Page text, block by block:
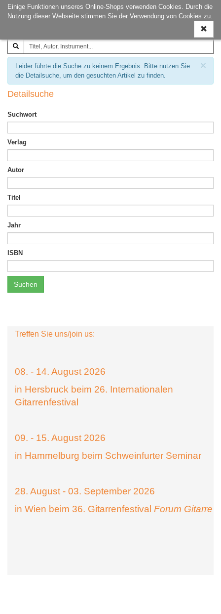
Einige Funktionen unseres Online-Shops verwenden Cookies. Durch die
Nutzung dieser Webseite stimmen Sie der Verwendung von Cookies zu.
ein-/
Joachim‐Trekel‐Musikverlag,
Hamburg
×
Leider führte die Suche zu keinem Ergebnis. Bitte nutzen Sie
die Detailsuche, um den gesuchten Artikel zu finden.
Detailsuche
Suchwort
Verlag
Autor
Titel
Jahr
ISBN
Suchen
Treffen Sie uns/join us:
08. - 14. August 2026
in Hersbruck beim 26. Internationalen
Gitarrenfestival
09. - 15. August 2026
in Hammelburg beim Schweinfurter Seminar
28. August - 03. September 2026
in Wien beim 36. Gitarrenfestival Forum Gitarre